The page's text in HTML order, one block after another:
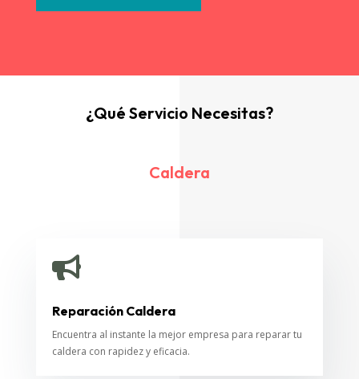
¿Qué Servicio Necesitas?
Caldera

Reparación Caldera
Encuentra al instante la mejor empresa para reparar tu
caldera con rapidez y eficacia.